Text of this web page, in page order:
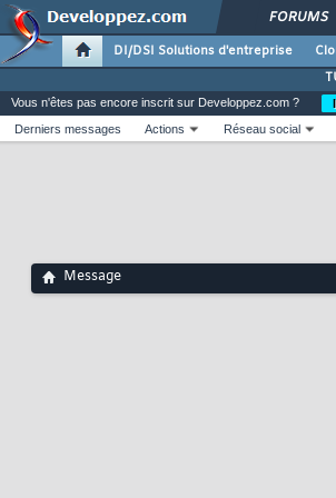
FORUMS
DI/DSI Solutions d'entreprise
Vous n'êtes pas encore inscrit sur Developpez.com ?
Derniers messages
Actions Réseau social
Message